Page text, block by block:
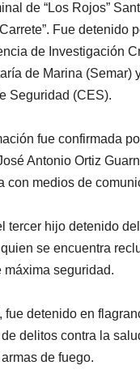
de “Los Rojos”
Fue detenido
de Investigación
de Marina (Semar)
Seguridad (CES).
fue confirmada
Antonio Ortiz
con medios de
tercer hijo detenido
se encuentra
máxima seguridad.
fue detenido en
delitos contra la
de fuego.